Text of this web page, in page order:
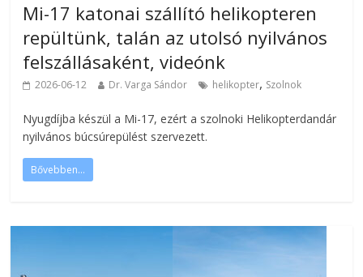
Mi-17 katonai szállító helikopteren
repültünk, talán az utolsó nyilvános
felszállásaként, videónk
2026-06-12 Dr. Varga Sándor helikopter, Szolnok
Nyugdíjba készül a Mi-17, ezért a szolnoki Helikopterdandár
nyilvános búcsúrepülést szervezett.
Bővebben...